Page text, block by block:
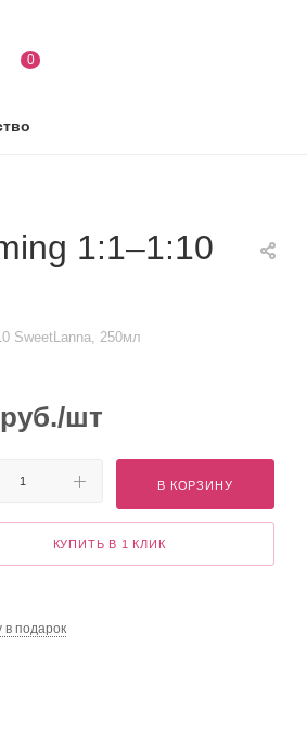
0
1:1–1:10
SweetLanna, 250мл
руб./шт
В КОРЗИНУ
КУПИТЬ В 1 КЛИК
в подарок